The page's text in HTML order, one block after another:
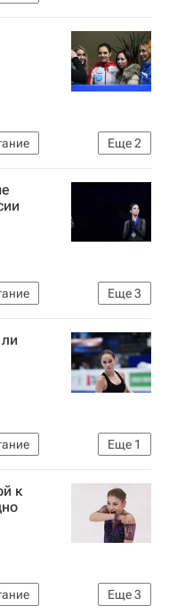
Еще2
Медведева
Еще3
Еще 1
к
Еще3